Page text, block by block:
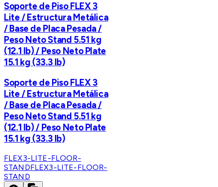
Soporte de Piso FLEX 3
Lite / Estructura Metálica
/ Base de Placa Pesada /
Peso Neto Stand 5.51 kg
(12.1 lb) / Peso Neto Plate
15.1 kg (33.3 lb)
Soporte de Piso FLEX 3
Lite / Estructura Metálica
/ Base de Placa Pesada /
Peso Neto Stand 5.51 kg
(12.1 lb) / Peso Neto Plate
15.1 kg (33.3 lb)
FLEX3-LITE-FLOOR-
STANDFLEX3-LITE-FLOOR-
STAND